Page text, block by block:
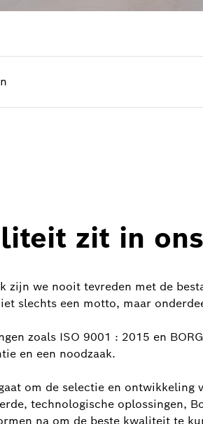
zit in
zijn we nooit tevreden met de
slechts een motto, maar
zoals ISO 9001 : 2015 en
en een noodzaak.
om de selectie en ontwikkeling
technologische oplossingen,
na om de beste kwaliteit te